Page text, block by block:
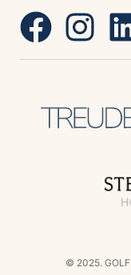
© 2025. GOLF